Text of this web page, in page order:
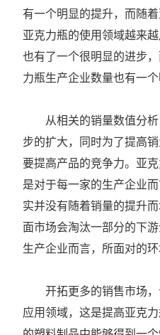
有一个明显的提升，而随
亚克力瓶的使用领域越来
也有了一个很明显的进步
力瓶生产企业数量也有一个
从相关的销量数值分析
步的扩大，同时为了提高
要提高产品的竞争力。亚
是对于每一家的生产企业
实并没有随着销量的提升
面市场会淘汰一部分的下
生产企业而言，所面对的环
开拓更多的销售市场，
应用领域，这是提高亚克